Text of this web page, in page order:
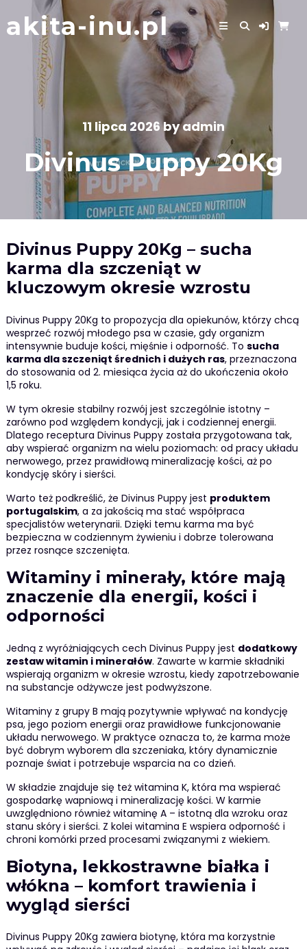
to
content
akita-inu.pl
11 lipca 2026byadmin
Divinus Puppy 20Kg
Divinus Puppy 20Kg – sucha
karma dla szczeniąt w
kluczowym okresie wzrostu
Divinus Puppy 20Kg to propozycja dla opiekunów, którzy chcą
wesprzeć rozwój młodego psa w czasie, gdy organizm
intensywnie buduje kości, mięśnie i odporność. To sucha
karma dla szczeniąt średnich i dużych ras, przeznaczona
do stosowania od 2. miesiąca życia aż do ukończenia około
1,5 roku.
W tym okresie stabilny rozwój jest szczególnie istotny –
zarówno pod względem kondycji, jak i codziennej energii.
Dlatego receptura Divinus Puppy została przygotowana tak,
aby wspierać organizm na wielu poziomach: od pracy układu
nerwowego, przez prawidłową mineralizację kości, aż po
kondycję skóry i sierści.
Warto też podkreślić, że Divinus Puppy jest produktem
portugalskim, a za jakością ma stać współpraca
specjalistów weterynarii. Dzięki temu karma ma być
bezpieczna w codziennym żywieniu i dobrze tolerowana
przez rosnące szczenięta.
Witaminy i minerały, które mają
znaczenie dla energii, kości i
odporności
Jedną z wyróżniających cech Divinus Puppy jest dodatkowy
zestaw witamin i minerałów. Zawarte w karmie składniki
wspierają organizm w okresie wzrostu, kiedy zapotrzebowanie
na substancje odżywcze jest podwyższone.
Witaminy z grupy B mają pozytywnie wpływać na kondycję
psa, jego poziom energii oraz prawidłowe funkcjonowanie
układu nerwowego. W praktyce oznacza to, że karma może
być dobrym wyborem dla szczeniaka, który dynamicznie
poznaje świat i potrzebuje wsparcia na co dzień.
W składzie znajduje się też witamina K, która ma wspierać
gospodarkę wapniową i mineralizację kości. W karmie
uwzględniono również witaminę A – istotną dla wzroku oraz
stanu skóry i sierści. Z kolei witamina E wspiera odporność i
chroni komórki przed procesami związanymi z wiekiem.
Biotyna, lekkostrawne białka i
włókna – komfort trawienia i
wygląd sierści
Divinus Puppy 20Kg zawiera biotynę, która ma korzystnie